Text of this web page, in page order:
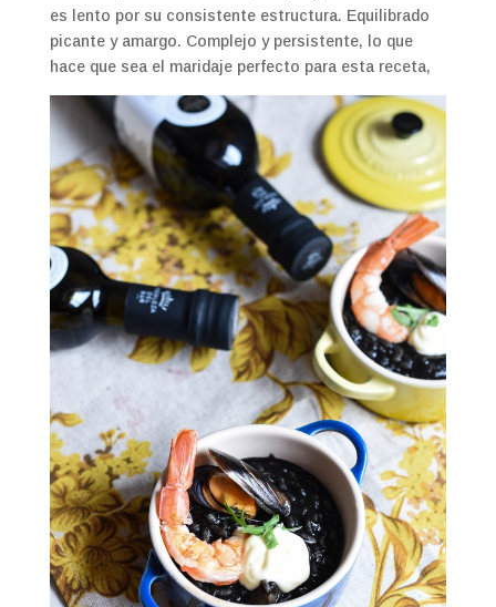
es lento por su consistente estructura. Equilibrado
picante y amargo. Complejo y persistente, lo que
hace que sea el maridaje perfecto para esta receta,